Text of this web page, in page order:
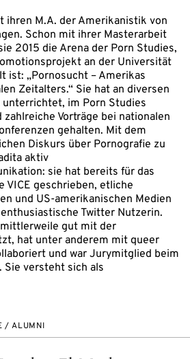
ihren M.A. der Amerikanistik von
Schon mit ihrer Masterarbeit
2015 die Arena der Porn Studies,
an der Universität
ist: „Pornosucht – Amerikas
Zeitalters.“ Sie hat an diversen
unterrichtet, im Porn Studies
Vorträge bei nationalen
gehalten. Mit dem
Diskurs über Pornografie zu
aktiv
sie hat bereits für das
VICE geschrieben, etliche
und US-amerikanischen Medien
Twitter Nutzerin.
gut mit der
hat unter anderem mit queer
und war Jurymitglied beim
Sie versteht sich als
/ ALUMNI